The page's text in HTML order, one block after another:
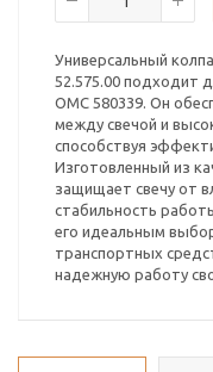
Универсальный
52.575.00 подходит
OMC 580339. Он
между свечой и
способствуя
Изготовленный из
защищает свечу от
стабильность
его идеальным
транспортных
надежную работу